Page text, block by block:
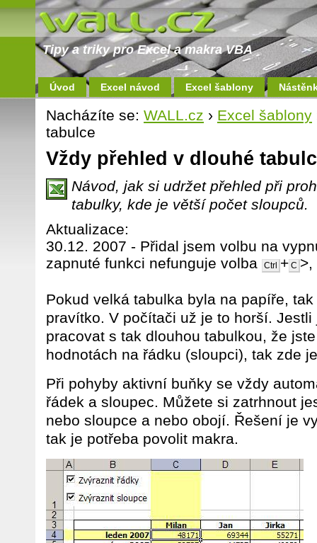
Tipy a triky pro Excel a makra VBA
Úvod Excel návod Excel šablony
Nacházíte se: WALL.cz › Excel šablony
tabulce
Vždy přehled v dlouhé
Návod, jak si udržet přehled při
tabulky, kde je větší počet sloupců.
Aktualizace:
30.12. 2007 - Přidal jsem volbu na
zapnuté funkci nefunguje volba
Ctrl + C >,
Pokud velká tabulka byla na papíře,
pravítko. V počítači už je to horší.
pracovat s tak dlouhou tabulkou, že
hodnotách na řádku (sloupci), tak zde
Při pohyby aktivní buňky se vždy
řádek a sloupec. Můžete si zatrhnout
nebo sloupce a nebo obojí. Řešení je
tak je potřeba povolit makra.